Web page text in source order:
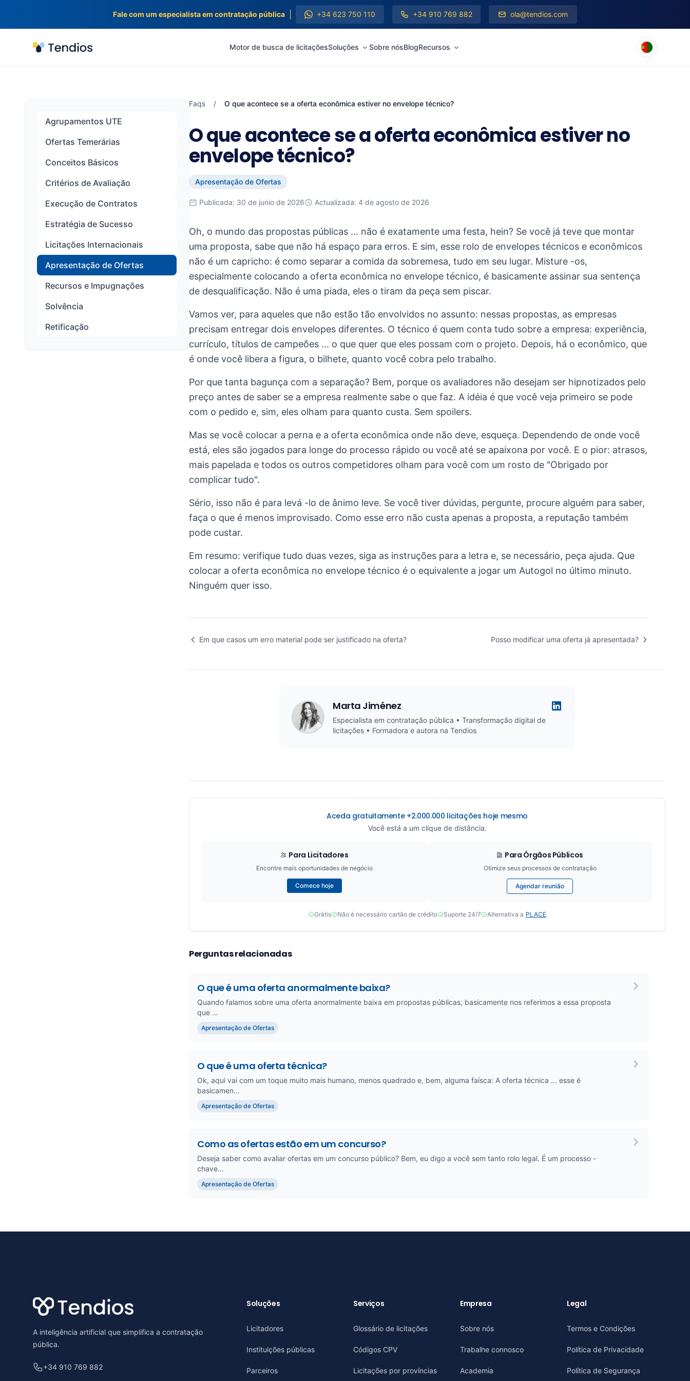
Fale com um especialista em contratação pública +34 623 750 110 +34 910 769 882 ola@tendios.com
Tendios Motor de busca de licitaçõesSoluções Sobre nósBlogRecursos
Agrupamentos UTE
Ofertas Temerárias
Conceitos Básicos
Critérios de Avaliação
Execução de Contratos
Estratégia de Sucesso
Licitações Internacionais
Apresentação de Ofertas
Recursos e Impugnações
Solvência
Retificação
Faqs / O que acontece se a oferta econômica estiver no envelope técnico?
O que acontece se a oferta econômica estiver no
envelope técnico?
Apresentação de Ofertas
Publicada: 30 de junio de 2026 Actualizada: 4 de agosto de 2026
Oh, o mundo das propostas públicas ... não é exatamente uma festa, hein? Se você já teve que montar
uma proposta, sabe que não há espaço para erros. E sim, esse rolo de envelopes técnicos e econômicos
não é um capricho: é como separar a comida da sobremesa, tudo em seu lugar. Misture -os,
especialmente colocando a oferta econômica no envelope técnico, é basicamente assinar sua sentença
de desqualificação. Não é uma piada, eles o tiram da peça sem piscar.
Vamos ver, para aqueles que não estão tão envolvidos no assunto: nessas propostas, as empresas
precisam entregar dois envelopes diferentes. O técnico é quem conta tudo sobre a empresa: experiência,
currículo, títulos de campeões ... o que quer que eles possam com o projeto. Depois, há o econômico, que
é onde você libera a figura, o bilhete, quanto você cobra pelo trabalho.
Por que tanta bagunça com a separação? Bem, porque os avaliadores não desejam ser hipnotizados pelo
preço antes de saber se a empresa realmente sabe o que faz. A idéia é que você veja primeiro se pode
com o pedido e, sim, eles olham para quanto custa. Sem spoilers.
Mas se você colocar a perna e a oferta econômica onde não deve, esqueça. Dependendo de onde você
está, eles são jogados para longe do processo rápido ou você até se apaixona por você. E o pior: atrasos,
mais papelada e todos os outros competidores olham para você com um rosto de "Obrigado por
complicar tudo".
Sério, isso não é para levá -lo de ânimo leve. Se você tiver dúvidas, pergunte, procure alguém para saber,
faça o que é menos improvisado. Como esse erro não custa apenas a proposta, a reputação também
pode custar.
Em resumo: verifique tudo duas vezes, siga as instruções para a letra e, se necessário, peça ajuda. Que
colocar a oferta econômica no envelope técnico é o equivalente a jogar um Autogol no último minuto.
Ninguém quer isso.
Em que casos um erro material pode ser justificado na oferta? Posso modificar uma oferta já apresentada?
Marta Jiménez
Especialista em contratação pública • Transformação digital de
licitações • Formadora e autora na Tendios
Aceda gratuitamente +2.000.000 licitações hoje mesmo
Você está a um clique de distância.
Para Licitadores
Encontre mais oportunidades de negócio
Comece hoje
Para Órgãos Públicos
Otimize seus processos de contratação
Agendar reunião
Grátis Não é necessário cartão de crédito Suporte 24/7 Alternativa a PLACE
Perguntas relacionadas
O que é uma oferta anormalmente baixa?
Quando falamos sobre uma oferta anormalmente baixa em propostas públicas, basicamente nos referimos a essa proposta
que ...
Apresentação de Ofertas
O que é uma oferta técnica?
Ok, aqui vai com um toque muito mais humano, menos quadrado e, bem, alguma faísca: A oferta técnica ... esse é
basicamen...
Apresentação de Ofertas
Como as ofertas estão em um concurso?
Deseja saber como avaliar ofertas em um concurso público? Bem, eu digo a você sem tanto rolo legal. É um processo -
chave...
Apresentação de Ofertas
A inteligência artificial que simplifica a contratação
pública.
+34 910 769 882
Soluções
Licitadores
Instituições públicas
Parceiros
Serviços
Glossário de licitações
Códigos CPV
Licitações por províncias
Empresa
Sobre nós
Trabalhe connosco
Academia
Legal
Termos e Condições
Política de Privacidade
Política de Segurança